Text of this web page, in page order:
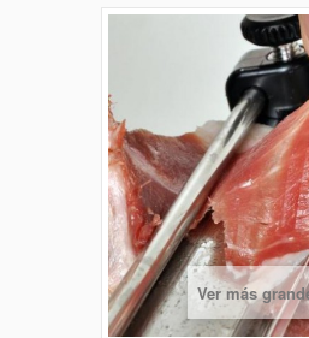
CARNICERÍA Y CHARCUTERÍA
CONGELADOS
DROGUERÍA
PANADERÍA
Ver más